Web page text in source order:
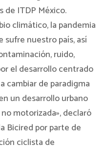
de ITDP México.
climático, la pandemia
sufre nuestro país, así
ruido,
el desarrollo centrado
cambiar de paradigma
un desarrollo urbano
motorizada», declaró
Bicired por parte de
ciclista de